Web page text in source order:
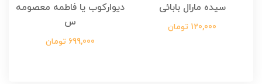
سیده مارال بابائی
120,000 تومان
دیوارکوب یا فاطمه معصومه
س
699,000 تومان